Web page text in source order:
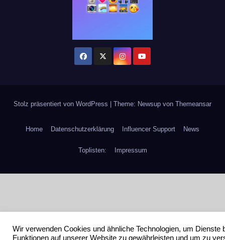
Stolz präsentiert von WordPress Theme: Newsup von Themeansar
Home Datenschutzerklärung Influencer Support News
Toplisten: Impressum
Wir verwenden Cookies und ähnliche Technologien, um Dienste
Funktionen auf unserer Website zu gewährleisten und um zu